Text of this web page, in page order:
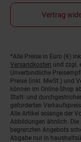
Vertrag
Fußnoten
*Alle Preise in Euro (€)
Versandkosten und zzgl.
Unverbindliche
Preise (inkl. MwSt.) und
können im Online-Shop
Statt- und
geforderten Verkaufspreis.
Alle Artikel solange der
Abbildungen ähnlich.
begrenzten Angebots
Abgabe nur in